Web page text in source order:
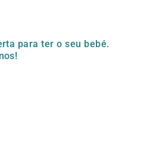
para ter o seu bebé.